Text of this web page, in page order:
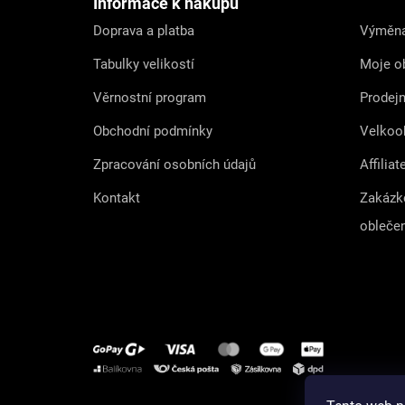
Doprava a platba
Tabulky velikostí
Věrnostní program
Obchodní podmínky
Zpracování osobních údajů
Kontakt
Moje